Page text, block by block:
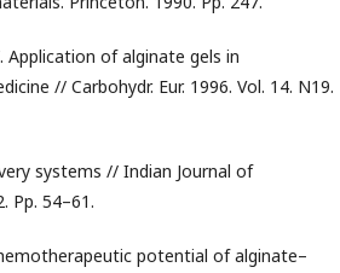
Application of alginate gels in
// Carbohydr. Eur. 1996. Vol. 14. N19.
systems // Indian Journal of
Pp. 54–61.
potential of alginate–